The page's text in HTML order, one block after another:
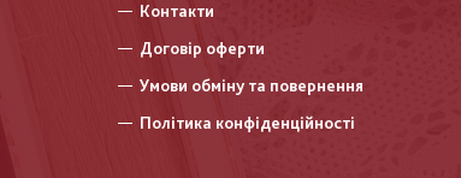
Контакти
Договір оферти
Умови обміну та повернення
Політика конфіденційності